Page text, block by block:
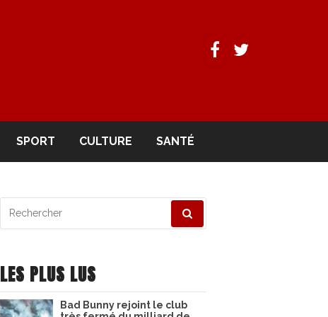
Facebook
Twitter
SPORT CULTURE SANTÉ
pour
LES PLUS LUS
Bad Bunny rejoint le club